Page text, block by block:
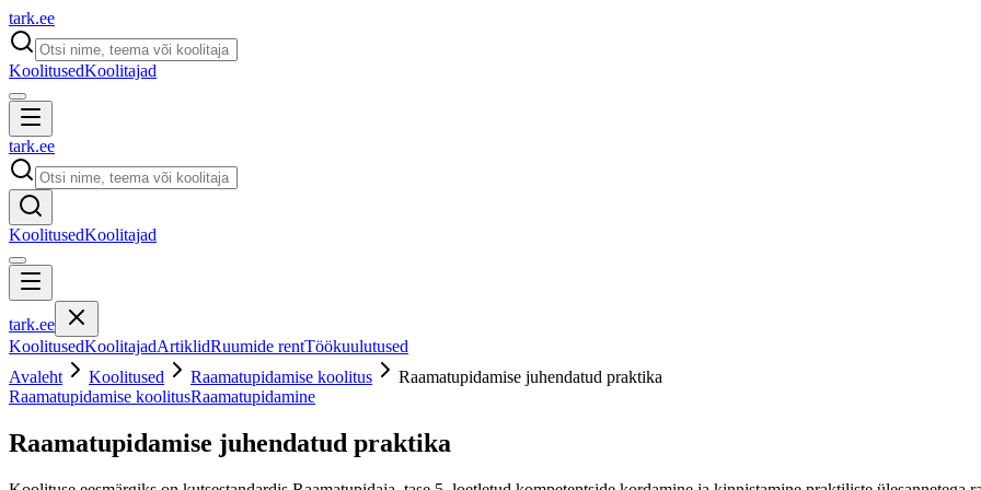
tark.ee
KoolitusedKoolitajad
tark.ee
KoolitusedKoolitajad
tark.ee
KoolitusedKoolitajadArtiklidRuumide rentTöökuulutused
Avaleht
Koolitused Raamatupidamise koolitus
Raamatupidamise juhendatud praktika
Raamatupidamise koolitusRaamatupidamine
Raamatupidamise juhendatud praktika